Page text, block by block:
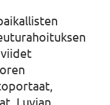
viidet
Luvian